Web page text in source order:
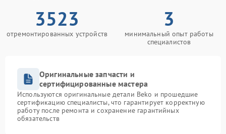
3523
отремонтированных устройств
3
минимальный опыт работы
специалистов
Оригинальные запчасти и
сертифицированные мастера
Используются оригинальные детали Beko и прошедшие
сертификацию специалисты, что гарантирует корректную
работу после ремонта и сохранение гарантийных
обязательств